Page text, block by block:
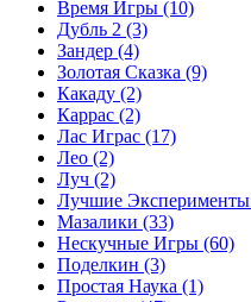
Время Игры (10)
Дубль 2 (3)
Зандер (4)
Золотая Сказка (9)
Какаду (2)
Каррас (2)
Лас Играс (17)
Лео (2)
Луч (2)
Лучшие Эксперименты
Мазалики (33)
Нескучные Игры (60)
Поделкин (3)
Простая Наука (1)